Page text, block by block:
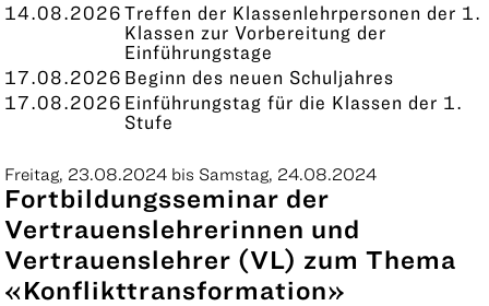
14.08.2026Treffen der Klassenlehrpersonen der 1.
Klassen zur Vorbereitung der
Einführungstage
17.08.2026 Beginn des neuen Schuljahres
17.08.2026 Einführungstag für die Klassen der 1.
Stufe
Freitag, 23.08.2024 bis Samstag, 24.08.2024
Fortbildungsseminar der
Vertrauenslehrerinnen und
Vertrauenslehrer (VL) zum Thema
«Konflikttransformation»